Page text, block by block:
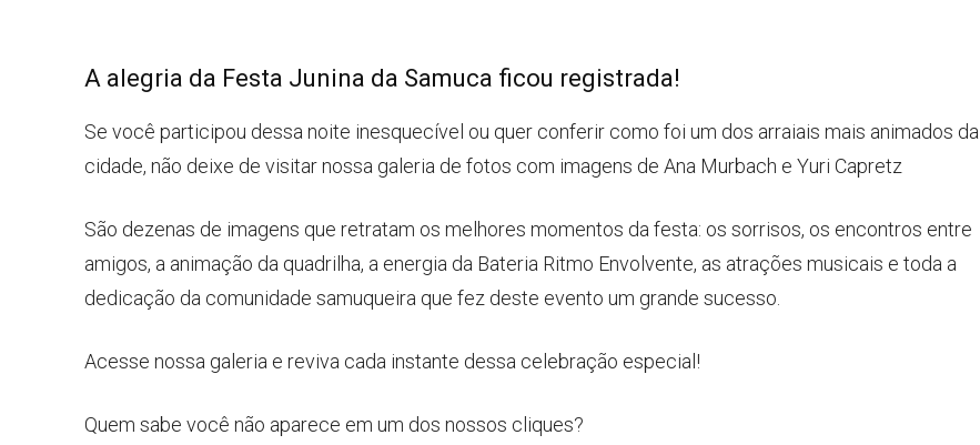
A alegria da Festa Junina da Samuca ficou registrada!
Se você participou dessa noite inesquecível ou quer conferir como foi um dos arraiais mais animados da
cidade, não deixe de visitar nossa galeria de fotos com imagens de Ana Murbach e Yuri Capretz
São dezenas de imagens que retratam os melhores momentos da festa: os sorrisos, os encontros entre
amigos, a animação da quadrilha, a energia da Bateria Ritmo Envolvente, as atrações musicais e toda a
dedicação da comunidade samuqueira que fez deste evento um grande sucesso.
Acesse nossa galeria e reviva cada instante dessa celebração especial!
Quem sabe você não aparece em um dos nossos cliques?